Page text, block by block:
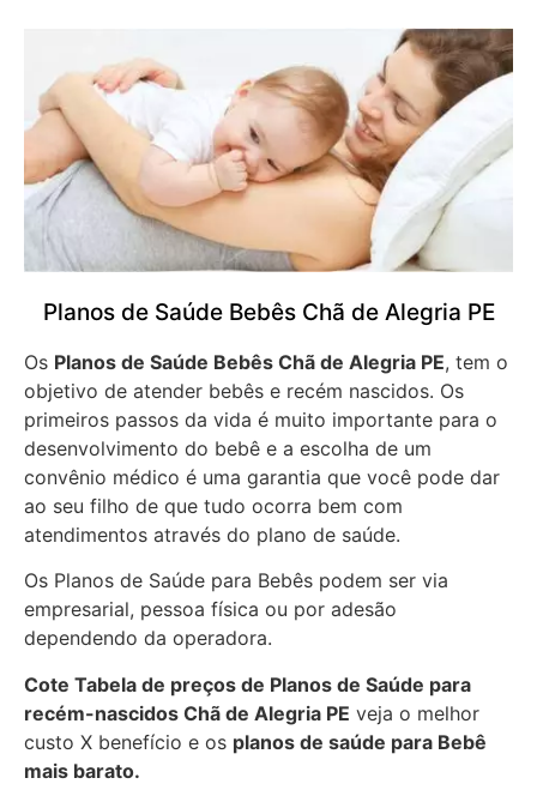
Planos de Saúde Bebês Chã de Alegria PE
Os Planos de Saúde Bebês Chã de Alegria PE, tem o
objetivo de atender bebês e recém nascidos. Os
primeiros passos da vida é muito importante para o
desenvolvimento do bebê e a escolha de um
convênio médico é uma garantia que você pode dar
ao seu filho de que tudo ocorra bem com
atendimentos através do plano de saúde.
Os Planos de Saúde para Bebês podem ser via
empresarial, pessoa física ou por adesão
dependendo da operadora.
Cote Tabela de preços de Planos de Saúde para
recém-nascidos Chã de Alegria PE veja o melhor
custo X benefício e os planos de saúde para Bebê
mais barato.